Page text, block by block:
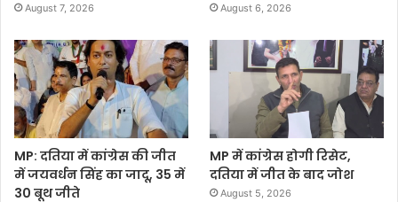
August 7, 2026 August 6, 2026
MP: दतिया में कांग्रेस की जीत
में जयवर्धन सिंह का जादू, 35 में
30 बूथ जीते
MP में कांग्रेस होगी रिसेट,
दतिया में जीत के बाद जोश
August 5, 2026